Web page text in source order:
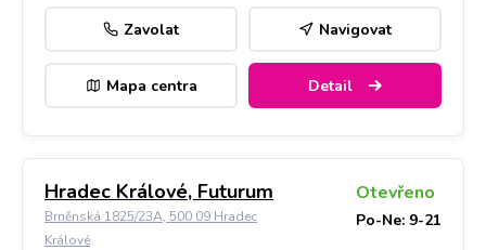
Zavolat Navigovat
Mapa centra Detail
Hradec Králové, Futurum
Brněnská 1825/23A, 500 09 Hradec
Králové
Otevřeno
Po-Ne: 9-21